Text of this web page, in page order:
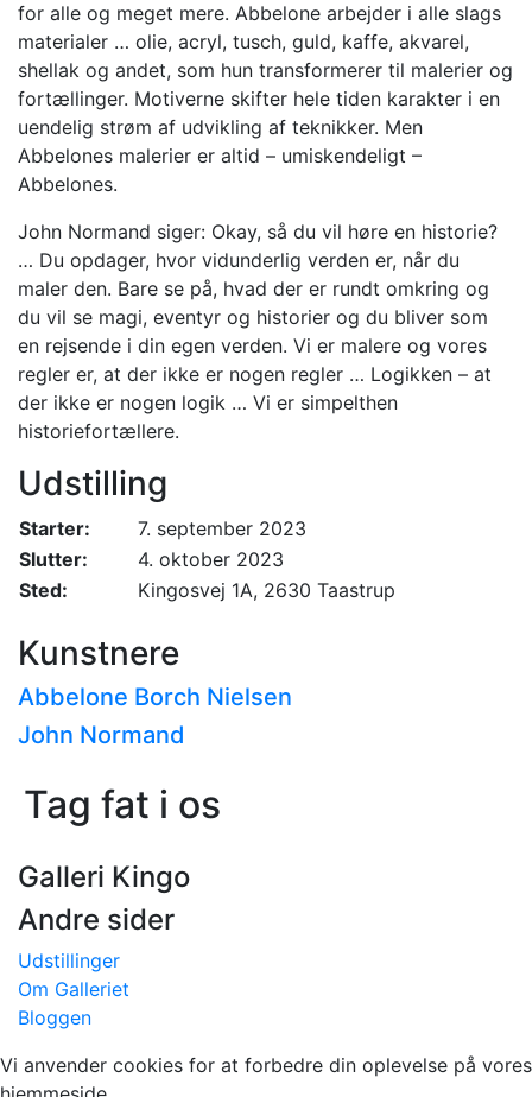
for alle og meget mere. Abbelone arbejder i alle slags
materialer … olie, acryl, tusch, guld, kaffe, akvarel,
shellak og andet, som hun transformerer til malerier og
fortællinger. Motiverne skifter hele tiden karakter i en
uendelig strøm af udvikling af teknikker. Men
Abbelones malerier er altid – umiskendeligt –
Abbelones.
John Normand siger: Okay, så du vil høre en historie?
… Du opdager, hvor vidunderlig verden er, når du
maler den. Bare se på, hvad der er rundt omkring og
du vil se magi, eventyr og historier og du bliver som
en rejsende i din egen verden. Vi er malere og vores
regler er, at der ikke er nogen regler … Logikken – at
der ikke er nogen logik … Vi er simpelthen
historiefortællere.
Udstilling
Starter:
7. september 2023
Slutter:
4. oktober 2023
Sted:
Kingosvej 1A, 2630 Taastrup
Kunstnere
Abbelone Borch Nielsen
John Normand
Tag fat i os
Galleri Kingo
Andre sider
Udstillinger
Om Galleriet
Bloggen
Vi anvender cookies for at forbedre din oplevelse på vores